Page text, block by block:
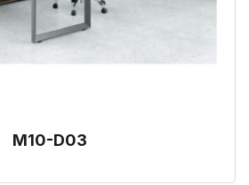
M10-D03